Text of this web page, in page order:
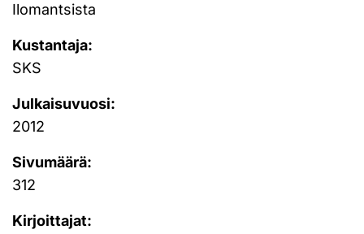
Ilomantsista
Kustantaja:
SKS
Julkaisuvuosi:
2012
Sivumäärä:
312
Kirjoittajat: